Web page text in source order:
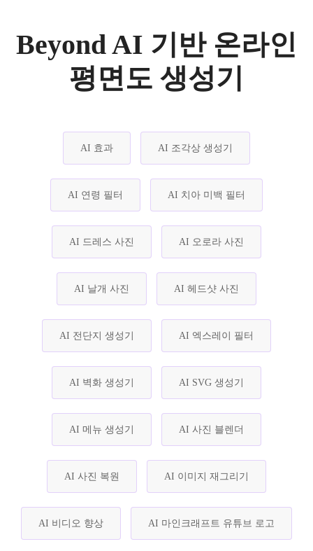
Beyond AI 기반 온라인
평면도 생성기
AI 효과 AI 조각상 생성기
AI 연령 필터 AI 치아 미백 필터
AI 드레스 사진 AI 오로라 사진
AI 날개 사진 AI 헤드샷 사진
AI 전단지 생성기 AI 엑스레이 필터
AI 벽화 생성기 AI SVG 생성기
AI 메뉴 생성기 AI 사진 블렌더
AI 사진 복원 AI 이미지 재그리기
AI 비디오 향상 AI 마인크래프트 유튜브 로고